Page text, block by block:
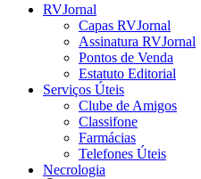
RVJornal
Capas RVJornal
Assinatura RVJornal
Pontos de Venda
Estatuto Editorial
Serviços Úteis
Clube de Amigos
Classifone
Farmácias
Telefones Úteis
Necrologia